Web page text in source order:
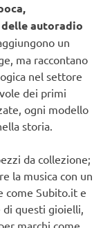
autoradio
un
ma raccontano
nel settore
dei primi
ogni modello
storia.
da collezione;
la musica con un
come Subito.it e
di questi gioielli,